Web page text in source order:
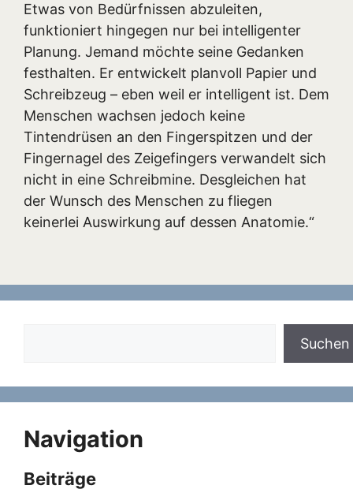
Etwas von Bedürfnissen abzuleiten,
funktioniert hingegen nur bei intelligenter
Planung. Jemand möchte seine Gedanken
festhalten. Er entwickelt planvoll Papier und
Schreibzeug – eben weil er intelligent ist. Dem
Menschen wachsen jedoch keine
Tintendrüsen an den Fingerspitzen und der
Fingernagel des Zeigefingers verwandelt sich
nicht in eine Schreibmine. Desgleichen hat
der Wunsch des Menschen zu fliegen
keinerlei Auswirkung auf dessen Anatomie.“
Suchen
Navigation
Beiträge